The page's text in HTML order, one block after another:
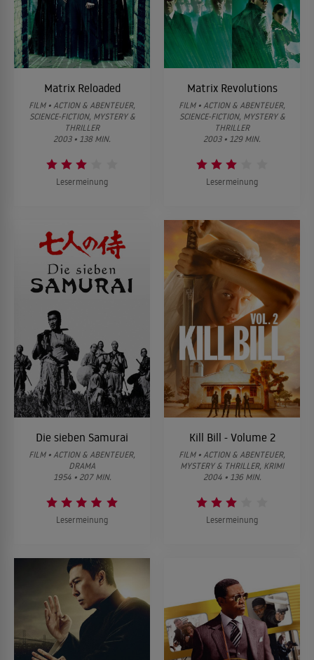
Matrix Reloaded
FILM • ACTION & ABENTEUER,
SCIENCE-FICTION, MYSTERY &
THRILLER
2003 • 138 MIN.
Lesermeinung
Matrix Revolutions
FILM • ACTION & ABENTEUER,
SCIENCE-FICTION, MYSTERY &
THRILLER
2003 • 129 MIN.
Lesermeinung
Die sieben Samurai
FILM • ACTION & ABENTEUER,
DRAMA
1954 • 207 MIN.
Lesermeinung
Kill Bill - Volume 2
FILM • ACTION & ABENTEUER,
MYSTERY & THRILLER, KRIMI
2004 • 136 MIN.
Lesermeinung